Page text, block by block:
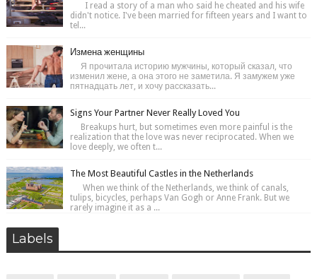
I read a story of a man who said he cheated and his wife
didn't notice. I've been married for fifteen years and I want to
tel...
Измена женщины
Я прочитала историю мужчины, который сказал, что
изменил жене, а она этого не заметила. Я замужем уже
пятнадцать лет, и хочу рассказать...
Signs Your Partner Never Really Loved You
Breakups hurt, but sometimes even more painful is the
realization that the love was never reciprocated. When we
love deeply, we often t...
The Most Beautiful Castles in the Netherlands
When we think of the Netherlands, we think of canals,
tulips, bicycles, perhaps Van Gogh or Anne Frank. But we
rarely imagine it as a ...
Labels